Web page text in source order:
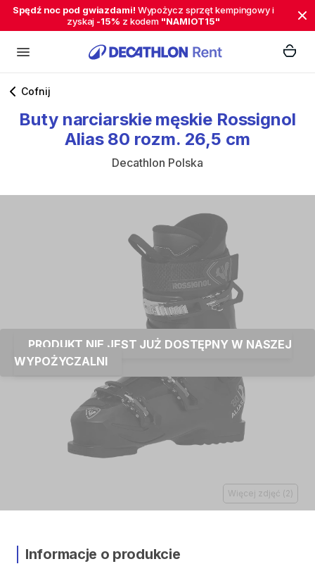
Spędź noc pod gwiazdami! Wypożycz sprzęt kempingowy i
zyskaj -15% z kodem "NAMIOT15"
Cofnij
Buty narciarskie męskie Rossignol
Alias 80 rozm. 26​,​5 cm
Decathlon Polska
PRODUKT NIE JEST JUŻ DOSTĘPNY W NASZEJ
WYPOŻYCZALNI
Więcej zdjęć (2 )
Informacje o produkcie